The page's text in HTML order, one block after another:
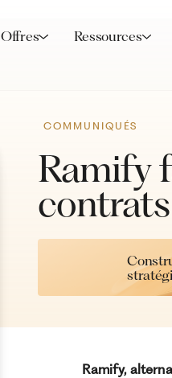
Offres Ressources
COMMUNIQUÉS
Ramify
Ramify,